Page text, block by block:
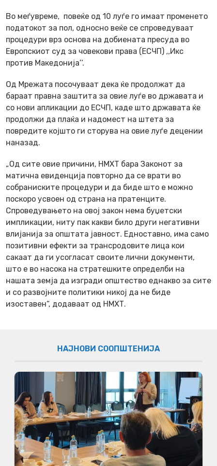
Во меѓувреме, повеќе од 10 луѓе го имаат променето
податокот за пол, односно веќе се спроведуваат
процедури врз основа на добиената пресуда во
Европскиот суд за човекови права (ЕСЧП) ,,Икс
против Македонија’’.
Од Мрежата посочуваат дека ќе продолжат да
бараат правна заштита за овие луѓе во државата и
со нови апликации до ЕСЧП, каде што државата ќе
продолжи да плаќа и надомест на штета за
повредите којшто ги сторува на овие луѓе децении
наназад.
„Од сите овие причини, НМХТ бара Законот за
матична евиденција повторно да се врати во
собраниските процедури и да биде што е можно
поскоро усвоен од страна на пратенците.
Спроведувањето на овој закон нема буџетски
импликации, ниту пак какви било други негативни
влијанија за општата јавност. Едноставно, има само
позитивни ефекти за трансродовите лица кои
сакаат да ги усогласат своите лични документи,
што е во насока на стратешките определби на
нашата земја да изгради општество еднакво за сите
и со развојните политики никој да не биде
изоставен“, додаваат од НМХТ.
НАЈНОВИ СООПШТЕНИЈА